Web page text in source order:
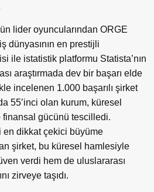
lider oyuncularından ORGE
dünyasının en prestijli
ile istatistik platformu Statista’nın
araştırmada dev bir başarı elde
incelenen 1.000 başarılı şirket
55’inci olan kurum, küresel
gücünü tescilledi.
en dikkat çekici büyüme
şirket, bu küresel hamlesiyle
verdi hem de uluslararası
zirveye taşıdı.